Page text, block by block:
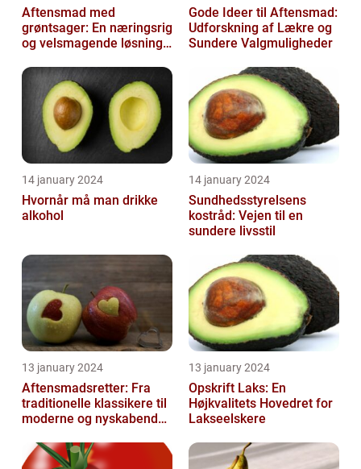
Aftensmad med
grøntsager: En næringsrig
og velsmagende løsning
Gode Ideer til Aftensmad:
Udforskning af Lækre og
Sundere Valgmuligheder
14 january 2024
Hvornår må man drikke
alkohol
14 january 2024
Sundhedsstyrelsens
kostråd: Vejen til en
sundere livsstil
13 january 2024
Aftensmadsretter: Fra
traditionelle klassikere til
moderne og nyskabende
13 january 2024
Opskrift Laks: En
Højkvalitets Hovedret for
Lakseelskere